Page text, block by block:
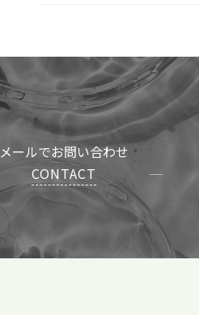
メールでお問い合わせ
CONTACT